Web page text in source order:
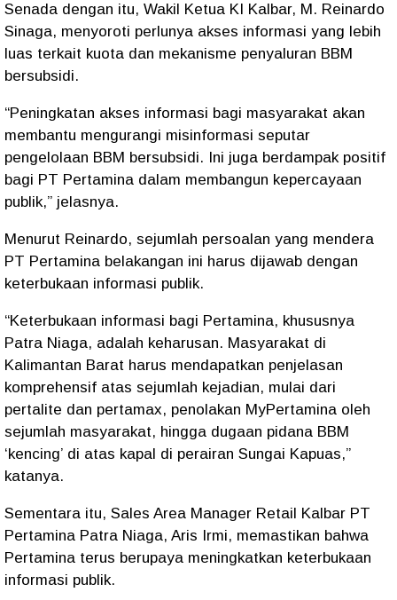
Senada dengan itu, Wakil Ketua KI Kalbar, M. Reinardo
Sinaga, menyoroti perlunya akses informasi yang lebih
luas terkait kuota dan mekanisme penyaluran BBM
bersubsidi.
“Peningkatan akses informasi bagi masyarakat akan
membantu mengurangi misinformasi seputar
pengelolaan BBM bersubsidi. Ini juga berdampak positif
bagi PT Pertamina dalam membangun kepercayaan
publik,” jelasnya.
Menurut Reinardo, sejumlah persoalan yang mendera
PT Pertamina belakangan ini harus dijawab dengan
keterbukaan informasi publik.
“Keterbukaan informasi bagi Pertamina, khususnya
Patra Niaga, adalah keharusan. Masyarakat di
Kalimantan Barat harus mendapatkan penjelasan
komprehensif atas sejumlah kejadian, mulai dari
pertalite dan pertamax, penolakan MyPertamina oleh
sejumlah masyarakat, hingga dugaan pidana BBM
‘kencing’ di atas kapal di perairan Sungai Kapuas,”
katanya.
Sementara itu, Sales Area Manager Retail Kalbar PT
Pertamina Patra Niaga, Aris Irmi, memastikan bahwa
Pertamina terus berupaya meningkatkan keterbukaan
informasi publik.